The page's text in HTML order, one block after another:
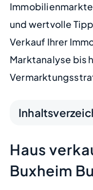
und wertvolle
Verkauf Ihrer
Marktanalyse bis
Haus
Buxheim